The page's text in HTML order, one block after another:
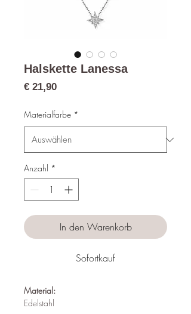
Halskette Lanessa
€ 21,90Preis
Materialfarbe *
Anzahl *
In den Warenkorb
Sofortkauf
Material:
Edelstahl